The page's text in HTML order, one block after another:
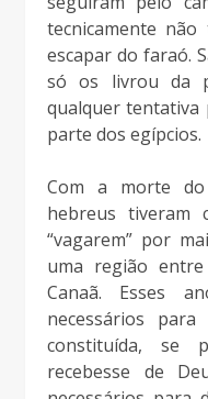
tecnicamente
escapar do faraó.
só os livrou da
qualquer tentativa
parte dos egípcios.
Com a morte
hebreus tiveram
“vagarem” por
uma região
Canaã. Esses
necessários
constituída, se
recebesse de